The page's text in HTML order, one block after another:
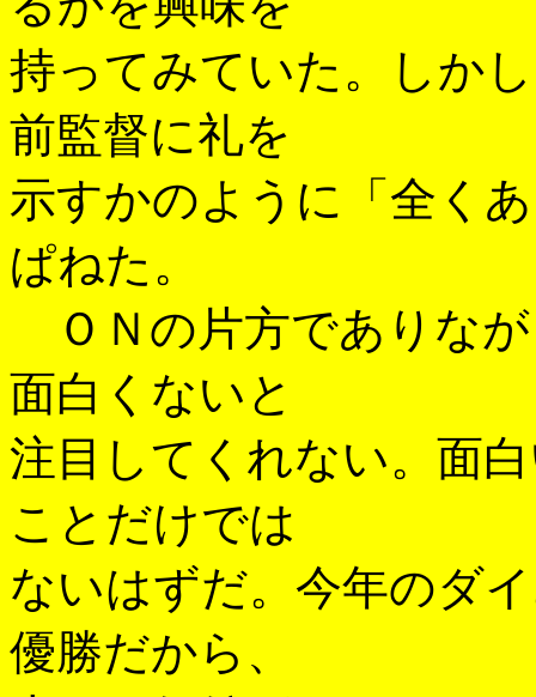
持ってみていた。しか
前監督に礼を
示すかのように「全く
ぱねた。
ＯＮの片方でありな
面白くないと
注目してくれない。面
ことだけでは
ないはずだ。今年のダ
優勝だから、